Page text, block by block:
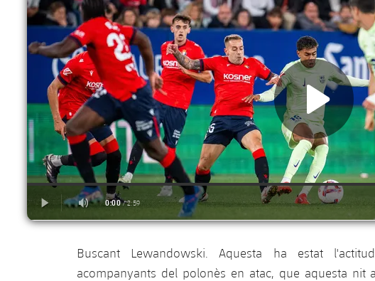
Buscant Lewandowski. Aquesta ha estat
acompanyants del polonès en atac, que aquesta nit